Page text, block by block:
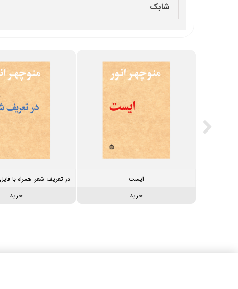
شابک
خرید
ایست
خرید